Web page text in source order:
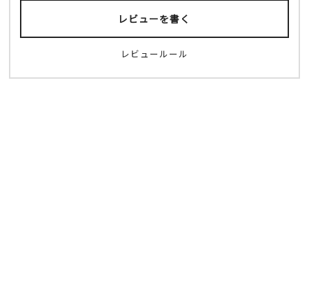
レビューを書く
レビュールール